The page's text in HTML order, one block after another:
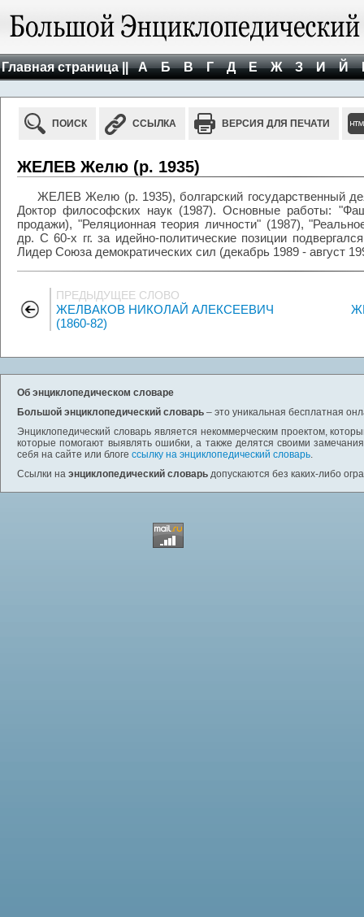
Главная страница || А Б В Г Д Е Ж З И Й
ПОИСК ССЫЛКА ВЕРСИЯ ДЛЯ ПЕЧАТИ
ЖЕЛЕВ Желю (р. 1935)
ЖЕЛЕВ Желю (р. 1935), болгарский государственный
Доктор философских наук (1987). Основные работы:
продажи), "Реляционная теория личности" (1987),
др. С 60-х гг. за идейно-политические позиции
Лидер Союза демократических сил (декабрь 1989 - август
ПРЕДЫДУЩЕЕ СЛОВО
ЖЕЛВАКОВ НИКОЛАЙ АЛЕКСЕЕВИЧ
(1860-82)
Об энциклопедическом словаре
Большой энциклопедический словарь – это уникальная бесплатная
Энциклопедический словарь является некоммерческим проектом,
которые помогают выявлять ошибки, а также делятся своими
себя на сайте или блоге ссылку на энциклопедический словарь.
Ссылки на энциклопедический словарь допускаются без каких-либо